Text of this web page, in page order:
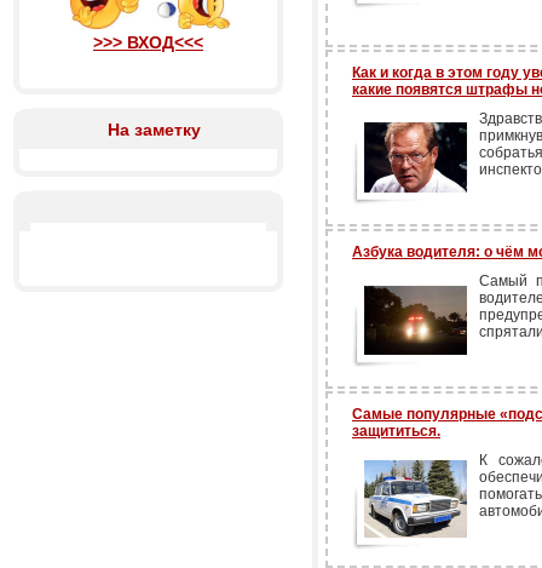
>>> ВХОД<<<
На заметку
Как и когда в этом году
какие появятся штрафы
Азбука водителя: о чём
Самый
Самые популярные
защититься.
К